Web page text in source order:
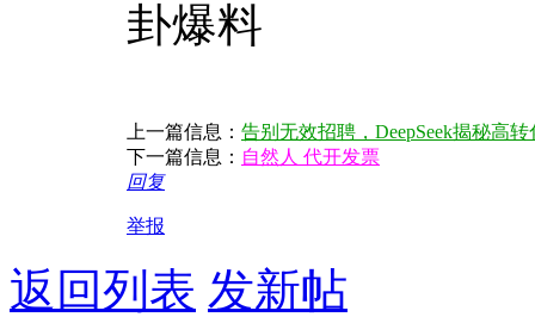
卦爆料
上一篇信息： 告别无效招聘，DeepSeek揭秘高
下一篇信息： 自然人 代开发票
回复
举报
返回列表 发新帖